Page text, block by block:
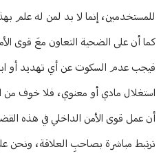
للمستخدمين، إنما لا بد لمن له علم
كما أن على الضحية التعاون معَ قوى
فيجب عدم السكوت عن أي تهديد أو
استغلال مادي أو معنوي، فلا خوف من
أن عمل قوى الأمن الداخلي في هذه
ترتبط مباشرة بصاحبِ العلاقة، ونحن